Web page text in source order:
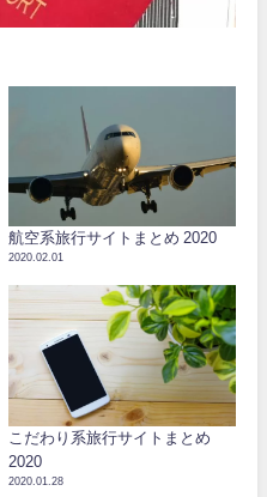
航空系旅行サイトまとめ 2020
2020.02.01
こだわり系旅行サイトまとめ
2020
2020.01.28